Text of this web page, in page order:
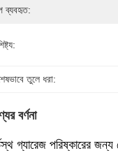
ব্যবহৃত:
তুলে ধরা:
বর্ণনা
গ্যারেজ পরিষ্কারের জন্য